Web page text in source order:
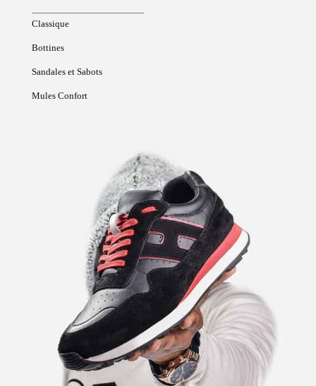
Classique
Bottines
Sandales et Sabots
Mules Confort